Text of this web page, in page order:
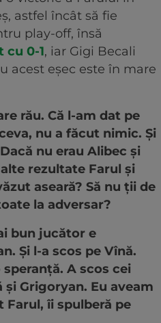
astfel încât să fie
play-off, însă
cu 0-1, iar Gigi Becali
acest eșec este în mare
rău. Că l-am dat pe
nu a făcut nimic. Și
nu erau Alibec și
rezultate Farul și
aseară? Să nu ții de
la adversar?
bun jucător e
Și l-a scos pe Vînă.
A scos cei
Grigoryan. Eu aveam
Farul, îi spulberă pe